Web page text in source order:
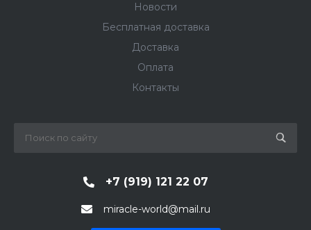
Новости
Бесплатная доставка
Доставка
Оплата
Контакты
+7 (919) 121 22 07
miracle-world@mail.ru